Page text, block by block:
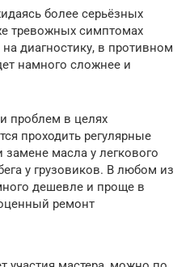
более серьёзных
тревожных симптомах
на диагностику, в противном
намного сложнее и
проблем в целях
проходить регулярные
масла у легкового
у грузовиков. В любом из
дешевле и проще в
ремонт